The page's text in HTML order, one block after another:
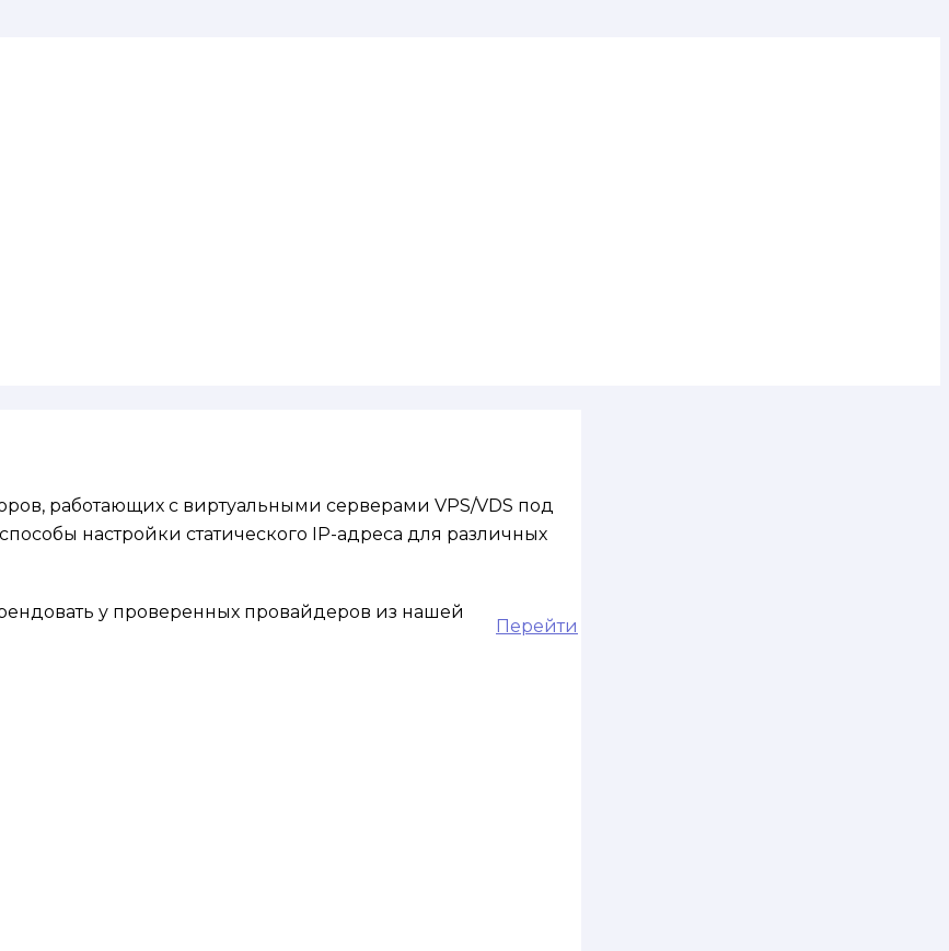
работающих с виртуальными серверами VPS/VDS под
настройки статического IP-адреса для различных
у проверенных провайдеров из нашей
Перейти